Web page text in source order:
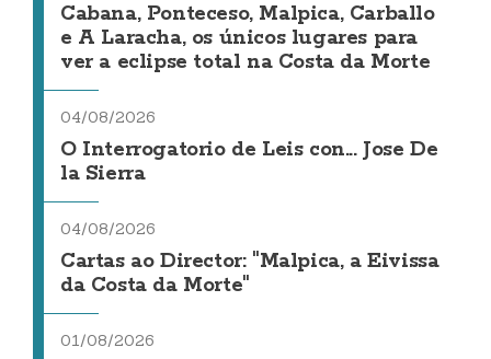
Cabana, Ponteceso, Malpica, Carballo
e A Laracha, os únicos lugares para
ver a eclipse total na Costa da Morte
04/08/2026
O Interrogatorio de Leis con... Jose De
la Sierra
04/08/2026
Cartas ao Director: "Malpica, a Eivissa
da Costa da Morte"
01/08/2026